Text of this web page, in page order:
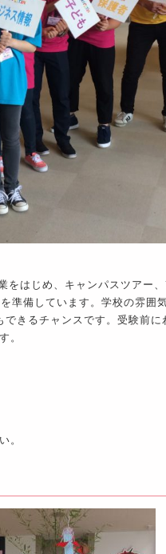
はじめ、キャンパスツアー
準備しています。学校の雰囲
きるチャンスです。受験前に
。
。